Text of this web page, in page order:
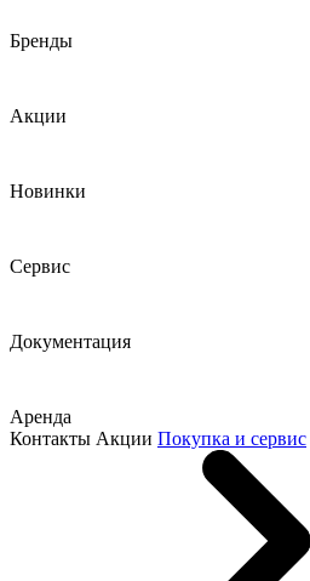
Бренды
Акции
Новинки
Сервис
Документация
Аренда
Контакты Акции Покупка и сервис